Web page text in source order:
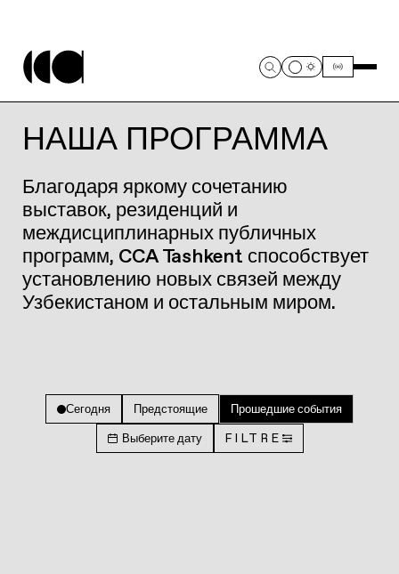
НАША ПРОГРАММА
Благодаря яркому сочетанию
выставок, резиденций и
междисциплинарных публичных
программ, CCA Tashkent способствует
установлению новых связей между
Узбекистаном и остальным миром.
Сегодня Предстоящие Прошедшие события
Выберите дату FILTRE